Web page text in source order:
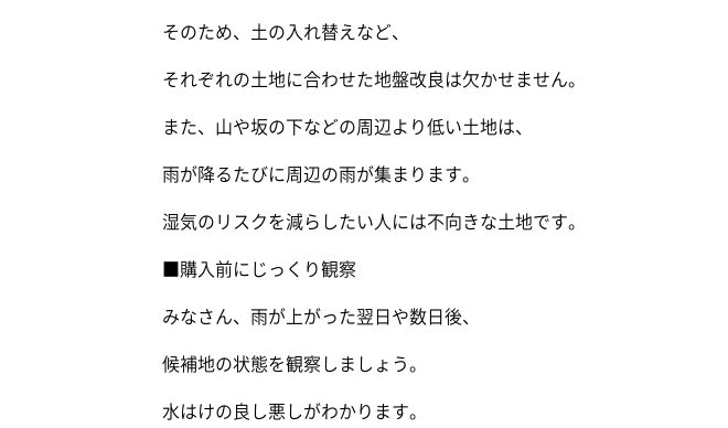
そのため、土の入れ替えなど、
それぞれの土地に合わせた地盤改良は欠かせません。
また、山や坂の下などの周辺より低い土地は、
雨が降るたびに周辺の雨が集まります。
湿気のリスクを減らしたい人には不向きな土地です。
■購入前にじっくり観察
みなさん、雨が上がった翌日や数日後、
候補地の状態を観察しましょう。
水はけの良し悪しがわかります。